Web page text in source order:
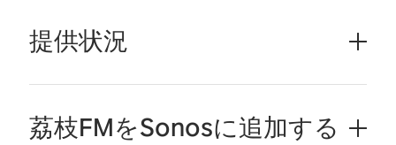
提供状況
荔枝FMをSonosに追加する